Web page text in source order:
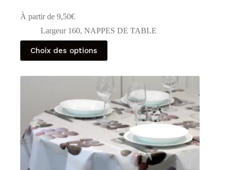
À partir de 9,50€
Largeur 160, NAPPES DE TABLE
Choix des options
Ce
produit
a
choisies
sur
la
page